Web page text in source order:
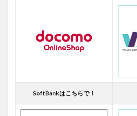
SoftBankはこちらで！